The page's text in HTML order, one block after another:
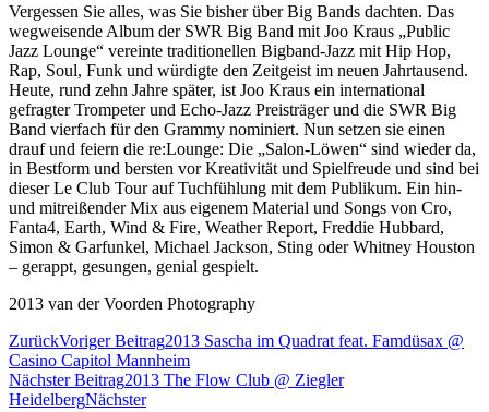
Vergessen Sie alles, was Sie bisher über Big Bands dachten. Das
wegweisende Album der SWR Big Band mit Joo Kraus „Public
Jazz Lounge“ vereinte traditionellen Bigband-Jazz mit Hip Hop,
Rap, Soul, Funk und würdigte den Zeitgeist im neuen Jahrtausend.
Heute, rund zehn Jahre später, ist Joo Kraus ein international
gefragter Trompeter und Echo-Jazz Preisträger und die SWR Big
Band vierfach für den Grammy nominiert. Nun setzen sie einen
drauf und feiern die re:Lounge: Die „Salon-Löwen“ sind wieder da,
in Bestform und bersten vor Kreativität und Spielfreude und sind bei
dieser Le Club Tour auf Tuchfühlung mit dem Publikum. Ein hin-
und mitreißender Mix aus eigenem Material und Songs von Cro,
Fanta4, Earth, Wind & Fire, Weather Report, Freddie Hubbard,
Simon & Garfunkel, Michael Jackson, Sting oder Whitney Houston
– gerappt, gesungen, genial gespielt.
2013 van der Voorden Photography
ZurückVoriger Beitrag2013 Sascha im Quadrat feat. Famdüsax @
Casino Capitol Mannheim
Nächster Beitrag2013 The Flow Club @ Ziegler
HeidelbergNächster